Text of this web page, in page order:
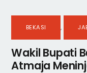
BEKASI ,
Wakil Bupati
Atmaja